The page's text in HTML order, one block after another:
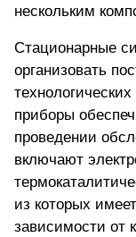
нескольким
Стационарные
организовать
приборы
проведении
включают
из которых
зависимости от